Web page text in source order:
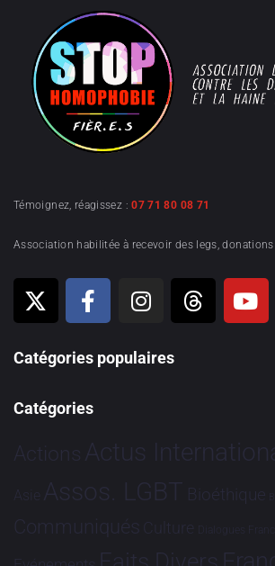
Témoignez, réagissez :07 71 80 08 71
Association habilitée à recevoir des legs,
Catégories populaires
Catégories
Actions Actus
Asie Assos. LGBT Bioéthique
Communiqués Culture Dialogues